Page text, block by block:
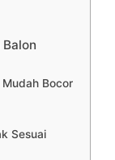
Bocor
Sesuai